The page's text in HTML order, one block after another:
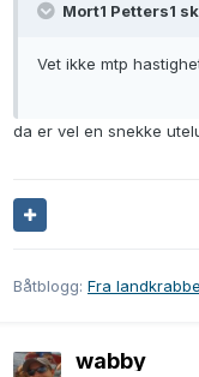
Mort1 Petters1
Vet ikke mtp
da er vel en snekke
Båtblogg: Fra
wabby